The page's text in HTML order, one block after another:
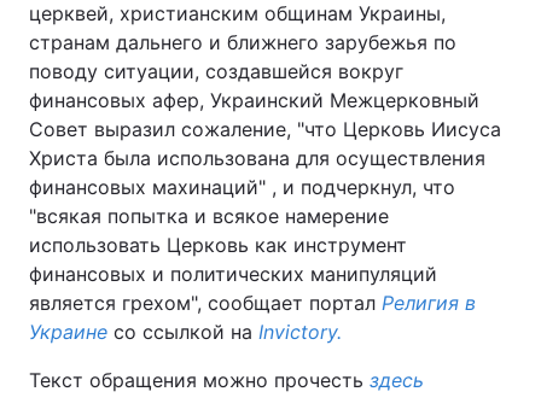
Головна Війна
Україна Політика
Економіка Світ
Екологія
РЕГІОНИ
Київ Львів
церквей, христианским общинам Украины,
странам дальнего и ближнего зарубежья по
поводу ситуации, создавшейся вокруг
финансовых афер, Украинский Межцерковный
Совет выразил сожаление, "что Церковь Иисуса
Христа была использована для осуществления
финансовых махинаций" , и подчеркнул, что
"всякая попытка и всякое намерение
использовать Церковь как инструмент
финансовых и политических манипуляций
является грехом", сообщает портал Религия в
Украине со ссылкой на Invictory.
Текст обращения можно прочесть здесь